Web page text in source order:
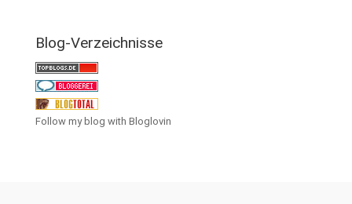
Blog-Verzeichnisse
Follow my blog with Bloglovin